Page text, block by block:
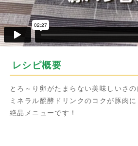
レシピ概要
とろ～り卵がたまらない美味しいさの
ミネラル醗酵ドリンクのコクが豚肉
絶品メニューです！